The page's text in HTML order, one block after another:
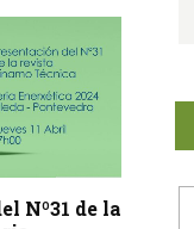
Nº31 de la